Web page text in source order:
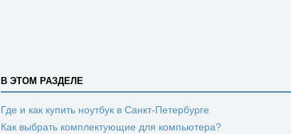
В ЭТОМ РАЗДЕЛЕ
Где и как купить ноутбук в Санкт-Петербурге
Как выбрать комплектующие для компьютера?